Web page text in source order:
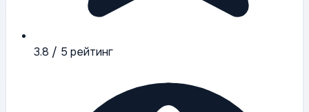
3.8 / 5 рейтинг